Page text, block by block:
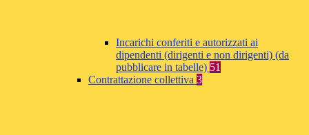
Incarichi conferiti e autorizzati ai
dipendenti (dirigenti e non dirigenti) (da
pubblicare in tabelle) 51
Contrattazione collettiva 3